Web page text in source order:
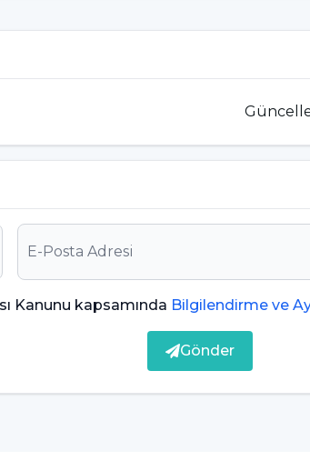
hacmi oluşturmak amacıyla
lokal anestezi uygulanarak
bölgedeki kemik miktarını
belirlenir. Cerrah, sinüs tabanını
grefti eklenmesidir. Bu greft,
kaynaklı kemik gibi
miktarının yetersiz olduğu
veya diş implantları konusunda
Kanunu kapsamında Bilgilendirme ve
Gönder